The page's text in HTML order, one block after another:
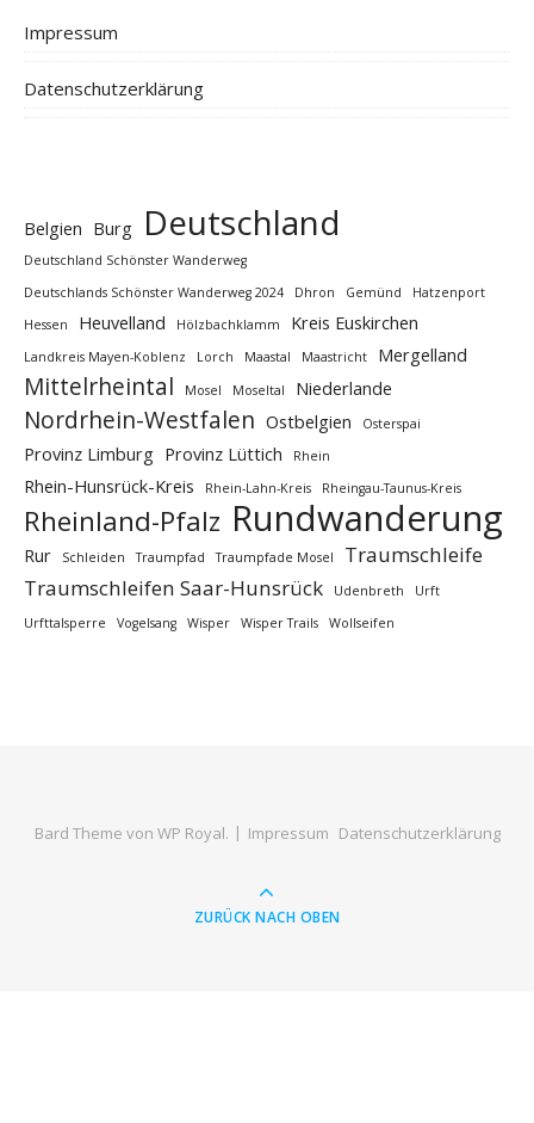
Impressum
Datenschutzerklärung
Belgien Burg Deutschland
Deutschland Schönster Wanderweg
Deutschlands Schönster Wanderweg 2024
Dhron Gemünd
Hatzenport
Hessen
Heuvelland Hölzbachklamm Kreis Euskirchen
Landkreis Mayen-Koblenz Lorch Maastal Maastricht Mergelland
Mittelrheintal Mosel Moseltal Niederlande
Nordrhein-Westfalen Ostbelgien Osterspai
Provinz Limburg Provinz Lüttich Rhein
Rhein-Hunsrück-Kreis Rhein-Lahn-Kreis Rheingau-Taunus-Kreis
Rheinland-Pfalz Rundwanderung
Rur Schleiden Traumpfad Traumpfade Mosel
Traumschleife
Traumschleifen Saar-Hunsrück
Udenbreth
Urft
Urfttalsperre
Vogelsang Wisper Wisper Trails Wollseifen
Bard Theme von WP Royal. Impressum Datenschutzerklärung
ZURÜCK NACH OBEN